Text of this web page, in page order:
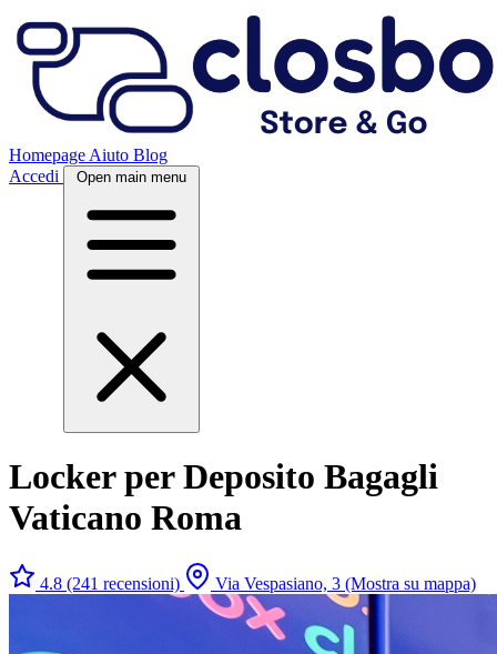
Homepage Aiuto Blog
Accedi
Open main menu
Locker per Deposito Bagagli
Vaticano Roma
4.8 (241 recensioni) Via Vespasiano, 3 (Mostra su mappa)